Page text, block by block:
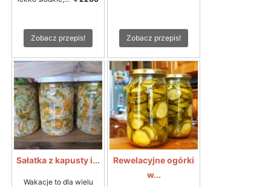
Zobacz przepis! Zobacz przepis!
Sałatka z kapusty i...
Wakacje to dla wielu
Rewelacyjne ogórki
w...